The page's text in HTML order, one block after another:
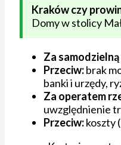
Kraków czy
Domy w stolicy
Za
Przeciw:brak
banki i urzędy,
Za operatem
uwzględnienie
Przeciw:koszty